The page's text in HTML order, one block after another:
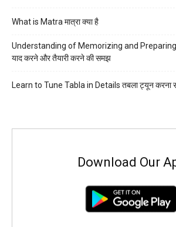
What is Matra मात्रा क्या है
Understanding of Memorizing and
याद करने और तैयारी करने की समझ
Learn to Tune Tabla in Details तबला ट्यून करना
Download Our